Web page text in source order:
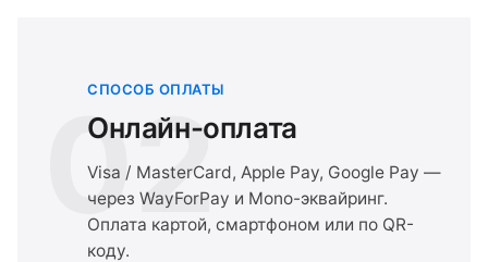
02
СПОСОБ ОПЛАТЫ
Онлайн-оплата
Visa / MasterCard, Apple Pay, Google Pay —
через WayForPay и Mono-эквайринг.
Оплата картой, смартфоном или по QR-
коду.